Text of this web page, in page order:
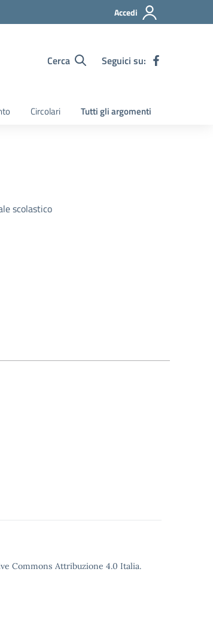
Accedi
Cerca Seguici su:
Circolari Tutti gli argomenti
scolastico
Commons Attribuzione 4.0 Italia.